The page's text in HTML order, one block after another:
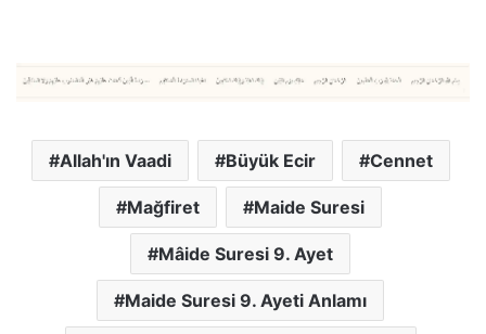
Allah'ın Vaadi Büyük Ecir Cennet
Mağfiret Maide Suresi
Mâide Suresi 9. Ayet
Maide Suresi 9. Ayeti Anlamı